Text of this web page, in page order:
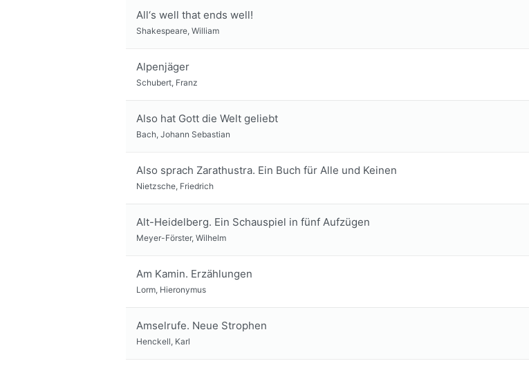
All‘s well that ends well!
Shakespeare, William
Alpenjäger
Schubert, Franz
Also hat Gott die Welt geliebt
Bach, Johann Sebastian
Also sprach Zarathustra. Ein Buch für Alle und Keinen
Nietzsche, Friedrich
Alt-Heidelberg. Ein Schauspiel in fünf Aufzügen
Meyer-Förster, Wilhelm
Am Kamin. Erzählungen
Lorm, Hieronymus
Amselrufe. Neue Strophen
Henckell, Karl